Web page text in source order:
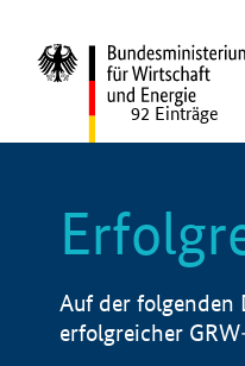
92 Einträge
Auf der folgenden
erfolgreicher